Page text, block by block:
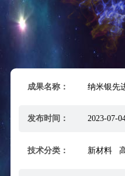
成果名称： 纳米银先
发布时间： 2023-07-
技术分类： 新材料